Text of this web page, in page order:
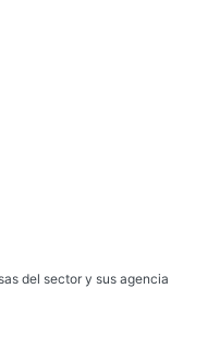
del sector y sus agencia